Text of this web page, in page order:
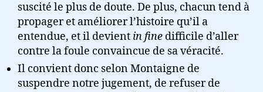
suscité le plus de doute. De plus, chacun tend à
propager et améliorer l’histoire qu’il a
entendue, et il devient in fine difficile d’aller
contre la foule convaincue de sa véracité.
Il convient donc selon Montaigne de
suspendre notre jugement, de refuser de